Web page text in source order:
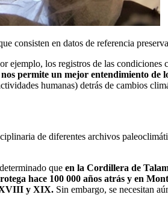
consisten en datos de referencia
ejemplo, los registros de las
permite un mejor entendimiento de
humanas) detrás de cambios
de diferentes archivos
que en la Cordillera de
hace 100 000 años atrás y en
XVIII y XIX. Sin embargo, se necesitan